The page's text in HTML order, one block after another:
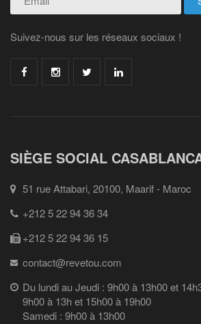
Suivez-nous sur les réseaux sociaux !
SIÈGE SOCIAL
51 rue Attabari, 20100, Maarif - Maroc
+212 5 22 94 36 34
+212 5 22 94 36 15
contact@revetou.com
Du lundi au Jeudi : 9h00 à 13h00 et
9h00 à 13h et 15h00 à 19h00
Samedi : 9h00 à 13h00